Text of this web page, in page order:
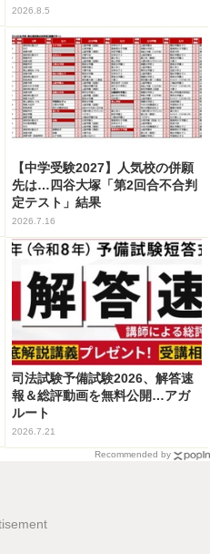
2026.8.5
【中学受験2027】人気校の併願
先は…四谷大塚「第2回合不合判
定テスト」結果
2026.7.16
司法試験予備試験2026、解答速
報＆総評動画を無料公開…アガ
ルート
2026.7.21
Recommended by